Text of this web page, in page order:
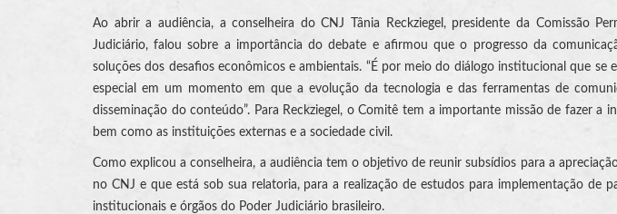
Ao abrir a audiência, a conselheira do CNJ Tânia Reckziegel, presidente da Comissão
Judiciário, falou sobre a importância do debate e afirmou que o progresso da
soluções dos desafios econômicos e ambientais. “É por meio do diálogo institucional que se
especial em um momento em que a evolução da tecnologia e das ferramentas de
disseminação do conteúdo”. Para Reckziegel, o Comitê tem a importante missão de fazer a
bem como as instituições externas e a sociedade civil.
Como explicou a conselheira, a audiência tem o objetivo de reunir subsídios para a
no CNJ e que está sob sua relatoria, para a realização de estudos para implementação de
institucionais e órgãos do Poder Judiciário brasileiro.